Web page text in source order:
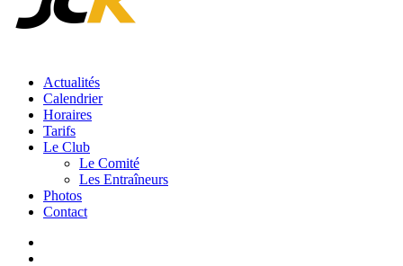
Actualités
Calendrier
Horaires
Tarifs
Le Club
Le Comité
Les Entraîneurs
Photos
Contact